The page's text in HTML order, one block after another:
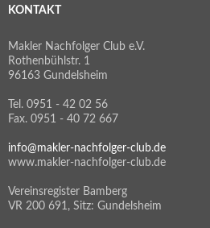
KONTAKT
Makler Nachfolger Club e.V.
Rothenbühlstr. 1
96163 Gundelsheim
Tel. 0951 - 42 02 56
Fax. 0951 - 40 72 667
info@makler-nachfolger-club.de
www.makler-nachfolger-club.de
Vereinsregister Bamberg
VR 200 691, Sitz: Gundelsheim